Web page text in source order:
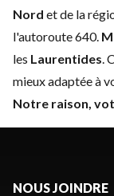
Nord et de la
l'autoroute 640.
les Laurentides.
mieux adaptée à
Notre raison,
NOUS JOINDRE